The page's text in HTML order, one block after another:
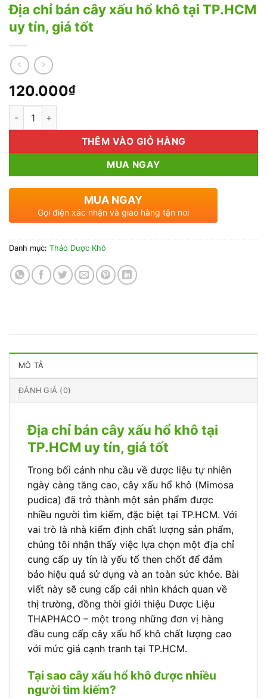
Địa chỉ bán cây xấu hổ khô tại TP.HCM
uy tín, giá tốt
120.000₫
Địa chỉ bán cây xấu hổ khô tại TP.HCM uy tín, giá tốt số lượng
THÊM VÀO GIỎ HÀNG
MUA NGAY
MUA NGAY
Gọi điện xác nhận và giao hàng tận nơi
Danh mục: Thảo Dược Khô
MÔ TẢ
ĐÁNH GIÁ (0)
Địa chỉ bán cây xấu hổ khô tại
TP.HCM uy tín, giá tốt
Trong bối cảnh nhu cầu về dược liệu tự nhiên
ngày càng tăng cao, cây xấu hổ khô (Mimosa
pudica) đã trở thành một sản phẩm được
nhiều người tìm kiếm, đặc biệt tại TP.HCM. Với
vai trò là nhà kiểm định chất lượng sản phẩm,
chúng tôi nhận thấy việc lựa chọn một địa chỉ
cung cấp uy tín là yếu tố then chốt để đảm
bảo hiệu quả sử dụng và an toàn sức khỏe. Bài
viết này sẽ cung cấp cái nhìn khách quan về
thị trường, đồng thời giới thiệu Dược Liệu
THAPHACO – một trong những đơn vị hàng
đầu cung cấp cây xấu hổ khô chất lượng cao
với mức giá cạnh tranh tại TP.HCM.
Tại sao cây xấu hổ khô được nhiều
người tìm kiếm?